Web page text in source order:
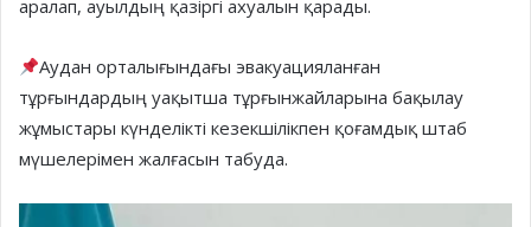
аралап, ауылдың қазіргі ахуалын қарады.
Аудан орталығындағы эвакуацияланған
тұрғындардың уақытша тұрғынжайларына бақылау
жұмыстары күнделікті кезекшілікпен қоғамдық штаб
мүшелерімен жалғасын табуда.